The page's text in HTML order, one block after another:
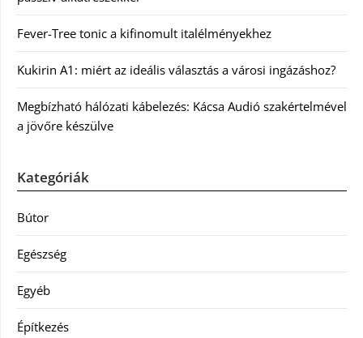
Fever-Tree tonic a kifinomult italélményekhez
Kukirin A1: miért az ideális választás a városi ingázáshoz?
Megbízható hálózati kábelezés: Kácsa Audió szakértelmével
a jövőre készülve
Kategóriák
Bútor
Egészség
Egyéb
Építkezés